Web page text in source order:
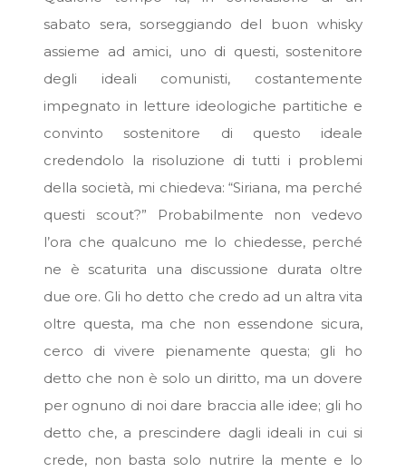
sabato sera, sorseggiando del buon whisky
assieme ad amici, uno di questi, sostenitore
degli ideali comunisti, costantemente
impegnato in letture ideologiche partitiche e
convinto sostenitore di questo ideale
credendolo la risoluzione di tutti i problemi
della società, mi chiedeva: “Siriana, ma perché
questi scout?” Probabilmente non vedevo
l’ora che qualcuno me lo chiedesse, perché
ne è scaturita una discussione durata oltre
due ore. Gli ho detto che credo ad un altra vita
oltre questa, ma che non essendone sicura,
cerco di vivere pienamente questa; gli ho
detto che non è solo un diritto, ma un dovere
per ognuno di noi dare braccia alle idee; gli ho
detto che, a prescindere dagli ideali in cui si
crede, non basta solo nutrire la mente e lo